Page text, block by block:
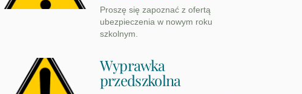
Proszę się zapoznać z ofertą
ubezpieczenia w nowym roku
szkolnym.
Wyprawka
przedszkolna